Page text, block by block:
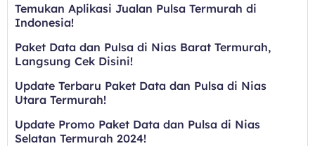
Temukan Aplikasi Jualan Pulsa Termurah di
Indonesia!
Paket Data dan Pulsa di Nias Barat Termurah,
Langsung Cek Disini!
Update Terbaru Paket Data dan Pulsa di Nias
Utara Termurah!
Update Promo Paket Data dan Pulsa di Nias
Selatan Termurah 2024!